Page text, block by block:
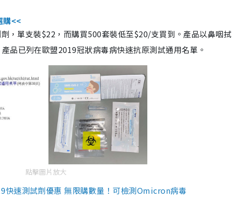
購<<
，單支裝$22，而購買500套裝低至$20/支買到。產品以鼻咽
品已列在歐盟2019冠狀病毒病快速抗原測試通用名單。
點擊圖片放大
快速測試劑優惠 無限購數量！可檢測Omicron病毒